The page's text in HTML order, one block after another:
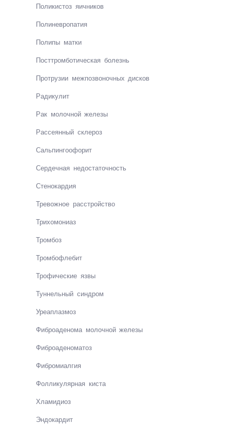
По­ли­кис­тоз яич­ни­ков
По­ли­нев­ро­па­тия
По­ли­пы мат­ки
Пост­тром­бо­ти­че­ская бо­лезнь
Прот­ру­зии меж­поз­во­ноч­ных дис­ков
Ра­ди­ку­лит
Рак мо­лоч­ной же­ле­зы
Рас­сеян­ный скле­роз
Саль­пин­го­о­фо­рит
Сер­деч­ная не­дос­т­аточ­ность
Сте­но­кар­дия
Тре­вож­ное расст­ройст­во
Трихо­мо­ни­аз
Тром­боз
Тром­боф­ле­бит
Тро­фи­чес­кие яз­вы
Тун­нель­ный синд­ром
Уре­ап­лаз­моз
Фиб­ро­аде­но­ма мо­лоч­ной же­ле­зы
Фиб­ро­аде­но­ма­тоз
Фибро­ми­ал­гия
Фолли­ку­ляр­ная кис­та
Хламидиоз
Эндокардит